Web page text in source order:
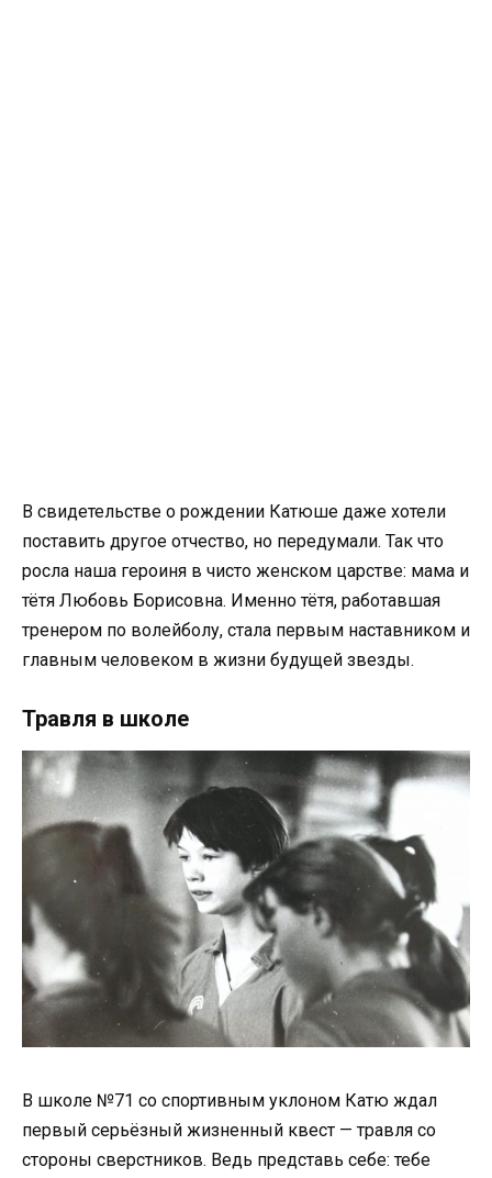
В свидетельстве о рождении Катюше даже хотели
поставить другое отчество, но передумали. Так что
росла наша героиня в чисто женском царстве: мама и
тётя Любовь Борисовна. Именно тётя, работавшая
тренером по волейболу, стала первым наставником и
главным человеком в жизни будущей звезды.
Травля в школе
В школе №71 со спортивным уклоном Катю ждал
первый серьёзный жизненный квест — травля со
стороны сверстников. Ведь представь себе: тебе